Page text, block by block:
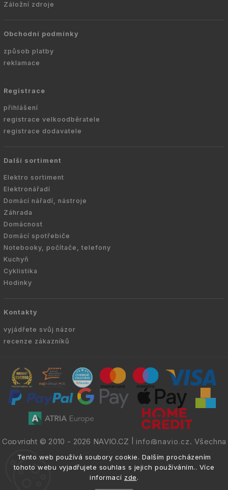
Tento web používá soubory cookie. Dalším procházením
tohoto webu vyjadřujete souhlas s jejich používáním.. Více
informací zde.
Záložní zdroje
Obchodní podmínky
způsob platby
reklamace
Registrace
přihlášení
registrace velkoodběratele
registrace dodavatele
Další sortiment
Elektro sortiment
Elektronářadí
Domácí nářadí, nástroje
Záhrada
Domácnost
Domácí spotřebiče
Notebooky, počítače, telefony
Kuchyň
Cyklistika
Hodinky
Kontakty
vyjádřete svůj názor
recenze zákazníků
Copyright © 2010 - 2026 NAVIO.CZ info@navio.cz. Všechna
práva vyhrazena.